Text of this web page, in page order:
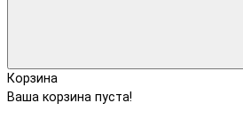
Корзина
Ваша корзина пуста!